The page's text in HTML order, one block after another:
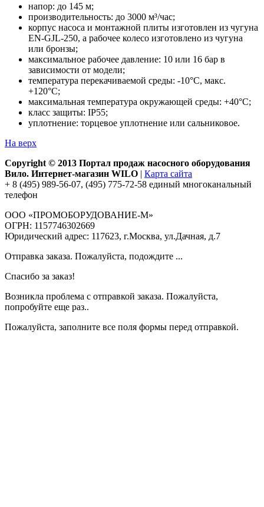
напор: до 145 м;
производительность: до 3000 м³/час;
корпус насоса и монтажной плиты изготовлен из чугуна
EN-GJL-250, а рабочее колесо изготовлено из чугуна
или бронзы;
максимальное рабочее давление: 10 или 16 бар в
зависимости от модели;
температура перекачиваемой среды: -10°С, макс.
+120°С;
максимальная температура окружающей среды: +40°С;
класс защиты: IP55;
уплотнение: торцевое уплотнение или сальниковое.
На верх
Copyright © 2013 Портал продаж насосного оборудования
Вило. Интернет-магазин WILO | Карта сайта
+ 8 (495) 989-56-07, (495) 775-72-58 единый многоканальный
телефон
ООО «ПРОМОБОРУДОВАНИЕ-М»
ОГРН: 1157746302669
Юридический адрес: 117623, г.Москва, ул.Дачная, д.7
Отправка заказа. Пожалуйста, подождите ...
Спасибо за заказ!
Возникла проблема с отправкой заказа. Пожалуйста,
попробуйте еще раз..
Пожалуйста, заполните все поля формы перед отправкой.